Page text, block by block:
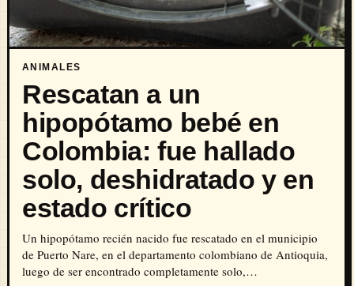
ANIMALES
Rescatan a un
hipopótamo bebé en
Colombia: fue hallado
solo, deshidratado y en
estado crítico
Un hipopótamo recién nacido fue rescatado en el municipio
de Puerto Nare, en el departamento colombiano de Antioquia,
luego de ser encontrado completamente solo,…